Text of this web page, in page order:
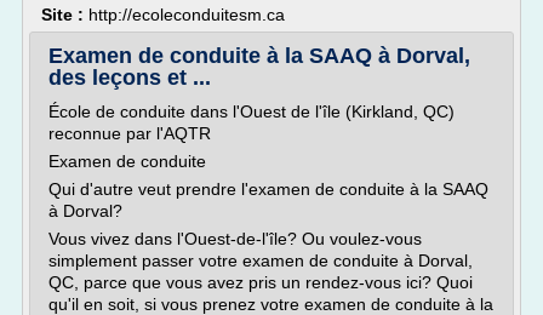
Site : http://ecoleconduitesm.ca
Examen de conduite à la SAAQ à Dorval,
des leçons et ...
École de conduite dans l'Ouest de l'île (Kirkland, QC)
reconnue par l'AQTR
Examen de conduite
Qui d'autre veut prendre l'examen de conduite à la SAAQ
à Dorval?
Vous vivez dans l'Ouest-de-l'île? Ou voulez-vous
simplement passer votre examen de conduite à Dorval,
QC, parce que vous avez pris un rendez-vous ici? Quoi
qu'il en soit, si vous prenez votre examen de conduite à la